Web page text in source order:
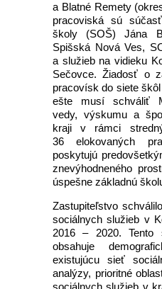
a Blatné Remety
pracoviská sú
školy (SOŠ) Jána
Spišská Nová Ves,
a služieb na vidieku
Sečovce. Žiadosť o
pracovísk do siete
ešte musí schváliť
vedy, výskumu a
kraji v rámci
36 elokovaných
poskytujú
znevýhodneného
úspešne základnú
Zastupiteľstvo
sociálnych služieb v
2016 – 2020. Tento
obsahuje
existujúcu sieť
analýzy, prioritné
sociálnych služieb v